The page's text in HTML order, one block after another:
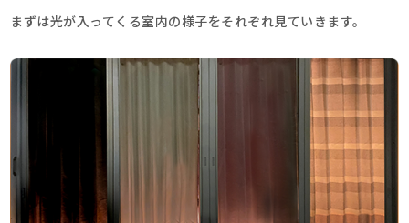
まずは光が入ってくる室内の様子をそれぞれ見ていきます。